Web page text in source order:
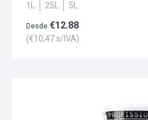
1L
25L 5L
Desde €12.88
(€10,47s/IVA)